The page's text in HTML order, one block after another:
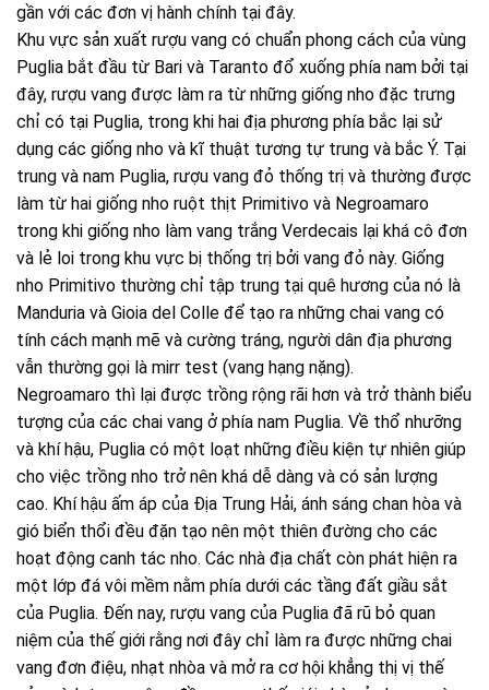
gần với các đơn vị hành chính tại đây.
Khu vực sản xuất rượu vang có chuẩn phong cách của vùng
Puglia bắt đầu từ Bari và Taranto đổ xuống phía nam bởi tại
đây, rượu vang được làm ra từ những giống nho đặc trưng
chỉ có tại Puglia, trong khi hai địa phương phía bắc lại sử
dụng các giống nho và kĩ thuật tương tự trung và bắc Ý. Tại
trung và nam Puglia, rượu vang đỏ thống trị và thường được
làm từ hai giống nho ruột thịt Primitivo và Negroamaro
trong khi giống nho làm vang trắng Verdecais lại khá cô đơn
và lẻ loi trong khu vực bị thống trị bởi vang đỏ này. Giống
nho Primitivo thường chỉ tập trung tại quê hương của nó là
Manduria và Gioia del Colle để tạo ra những chai vang có
tính cách mạnh mẽ và cường tráng, người dân địa phương
vẫn thường gọi là mirr test (vang hạng nặng).
Negroamaro thì lại được trồng rộng rãi hơn và trở thành biểu
tượng của các chai vang ở phía nam Puglia. Về thổ nhưỡng
và khí hậu, Puglia có một loạt những điều kiện tự nhiên giúp
cho việc trồng nho trở nên khá dễ dàng và có sản lượng
cao. Khí hậu ấm áp của Địa Trung Hải, ánh sáng chan hòa và
gió biển thổi đều đặn tạo nên một thiên đường cho các
hoạt động canh tác nho. Các nhà địa chất còn phát hiện ra
một lớp đá vôi mềm nằm phía dưới các tầng đất giầu sắt
của Puglia. Đến nay, rượu vang của Puglia đã rũ bỏ quan
niệm của thế giới rằng nơi đây chỉ làm ra được những chai
vang đơn điệu, nhạt nhòa và mở ra cơ hội khẳng thị vị thế